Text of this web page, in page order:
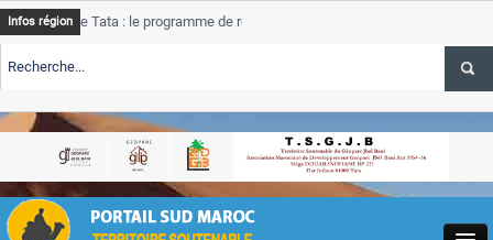
Infos région
Tata : le programme de rehabilitation post-inondations
TSGJB Tourisme : l’ONMT renforce l’aerien a Dakhla et
Tata
service
TSGJB Tourisme au Maroc : Transavia renforce les vols Paris-